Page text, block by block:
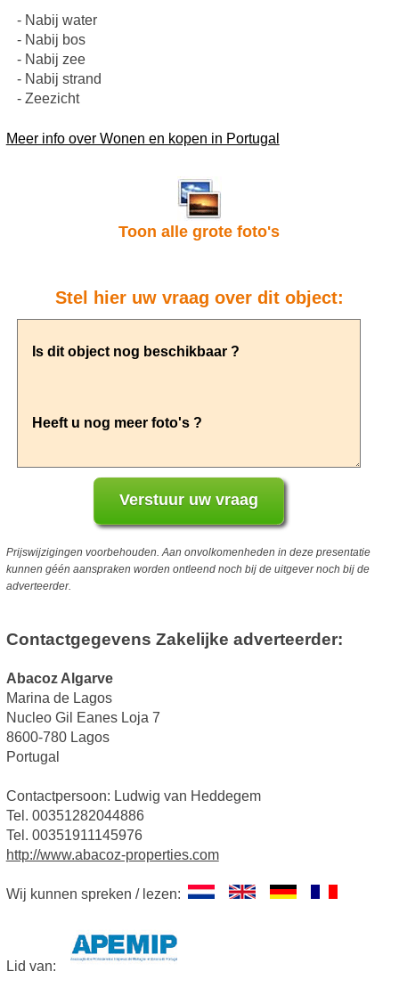
- Nabij water
- Nabij bos
- Nabij zee
- Nabij strand
- Zeezicht
Meer info over Wonen en kopen in Portugal
Toon alle grote foto's
Stel hier uw vraag over dit object:
Prijswijzigingen voorbehouden. Aan onvolkomenheden in deze presentatie
kunnen géén aanspraken worden ontleend noch bij de uitgever noch bij de
adverteerder.
Contactgegevens Zakelijke adverteerder:
Abacoz Algarve
Marina de Lagos
Nucleo Gil Eanes Loja 7
8600-780 Lagos
Portugal
Contactpersoon: Ludwig van Heddegem
Tel. 00351282044886
Tel. 00351911145976
http://www.abacoz-properties.com
Wij kunnen spreken / lezen:
Lid van: